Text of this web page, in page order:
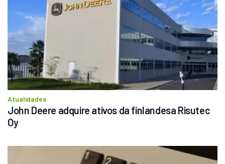
Atualidades
John Deere adquire ativos da finlandesa Risutec
Oy